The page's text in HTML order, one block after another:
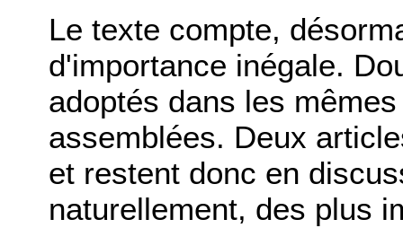
Le texte compte,
d'importance inégale.
adoptés dans les
assemblées. Deux
et restent donc en
naturellement, des plus